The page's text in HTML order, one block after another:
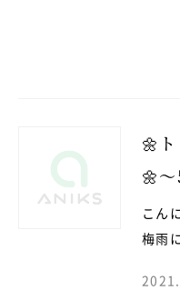
🌼
🌼
こん
梅雨